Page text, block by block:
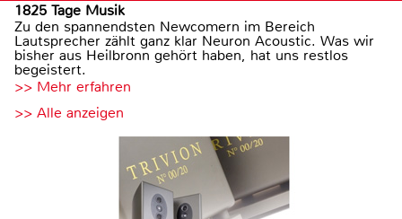
1825 Tage Musik
Zu den spannendsten Newcomern im Bereich
Lautsprecher zählt ganz klar Neuron Acoustic. Was wir
bisher aus Heilbronn gehört haben, hat uns restlos
begeistert.
>> Mehr erfahren
>> Alle anzeigen